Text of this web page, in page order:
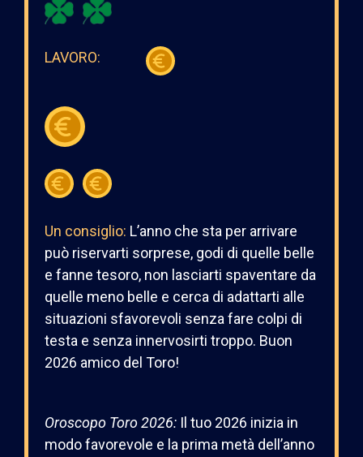
LAVORO:
Un consiglio: L’anno che sta per arrivare
può riservarti sorprese, godi di quelle belle
e fanne tesoro, non lasciarti spaventare da
quelle meno belle e cerca di adattarti alle
situazioni sfavorevoli senza fare colpi di
testa e senza innervosirti troppo. Buon
2026 amico del Toro!
Oroscopo Toro2026: Il tuo 2026 inizia in
modo favorevole e la prima metà dell’anno